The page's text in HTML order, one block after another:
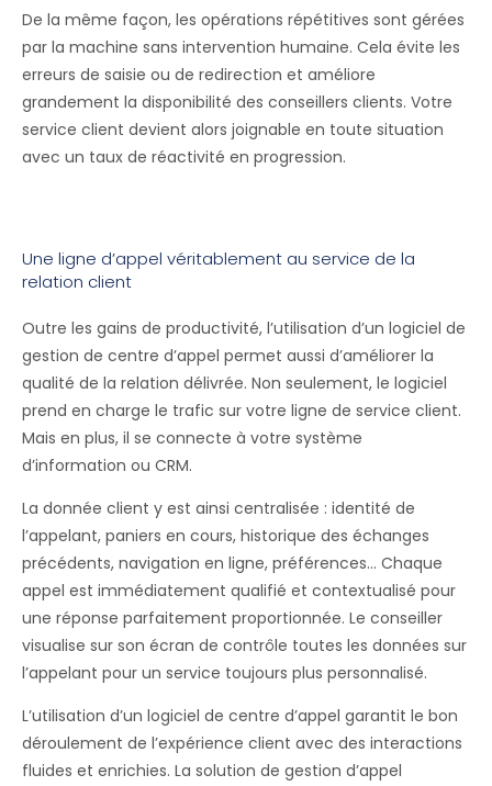
De la même façon, les opérations répétitives sont gérées
par la machine sans intervention humaine. Cela évite les
erreurs de saisie ou de redirection et améliore
grandement la disponibilité des conseillers clients. Votre
service client devient alors joignable en toute situation
avec un taux de réactivité en progression.
Une ligne d’appel véritablement au service de la
relation client
Outre les gains de productivité, l’utilisation d’un logiciel de
gestion de centre d’appel permet aussi d’améliorer la
qualité de la relation délivrée. Non seulement, le logiciel
prend en charge le trafic sur votre ligne de service client.
Mais en plus, il se connecte à votre système
d’information ou CRM.
La donnée client y est ainsi centralisée : identité de
l’appelant, paniers en cours, historique des échanges
précédents, navigation en ligne, préférences… Chaque
appel est immédiatement qualifié et contextualisé pour
une réponse parfaitement proportionnée. Le conseiller
visualise sur son écran de contrôle toutes les données sur
l’appelant pour un service toujours plus personnalisé.
L’utilisation d’un logiciel de centre d’appel garantit le bon
déroulement de l’expérience client avec des interactions
fluides et enrichies. La solution de gestion d’appel